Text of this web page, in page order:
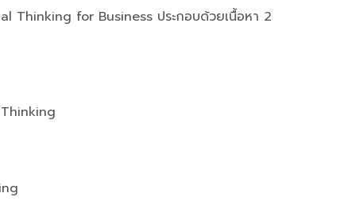
Thinking for Business ประกอบด้วยเนื้อหา 2